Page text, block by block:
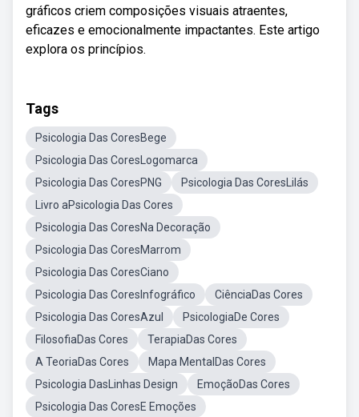
gráficos criem composições visuais atraentes,
eficazes e emocionalmente impactantes. Este artigo
explora os princípios.
Tags
Psicologia Das CoresBege
Psicologia Das CoresLogomarca
Psicologia Das CoresPNG
Psicologia Das CoresLilás
Livro aPsicologia Das Cores
Psicologia Das CoresNa Decoração
Psicologia Das CoresMarrom
Psicologia Das CoresCiano
Psicologia Das CoresInfográfico
CiênciaDas Cores
Psicologia Das CoresAzul
PsicologiaDe Cores
FilosofiaDas Cores
TerapiaDas Cores
A TeoriaDas Cores
Mapa MentalDas Cores
Psicologia DasLinhas Design
EmoçãoDas Cores
Psicologia Das CoresE Emoções